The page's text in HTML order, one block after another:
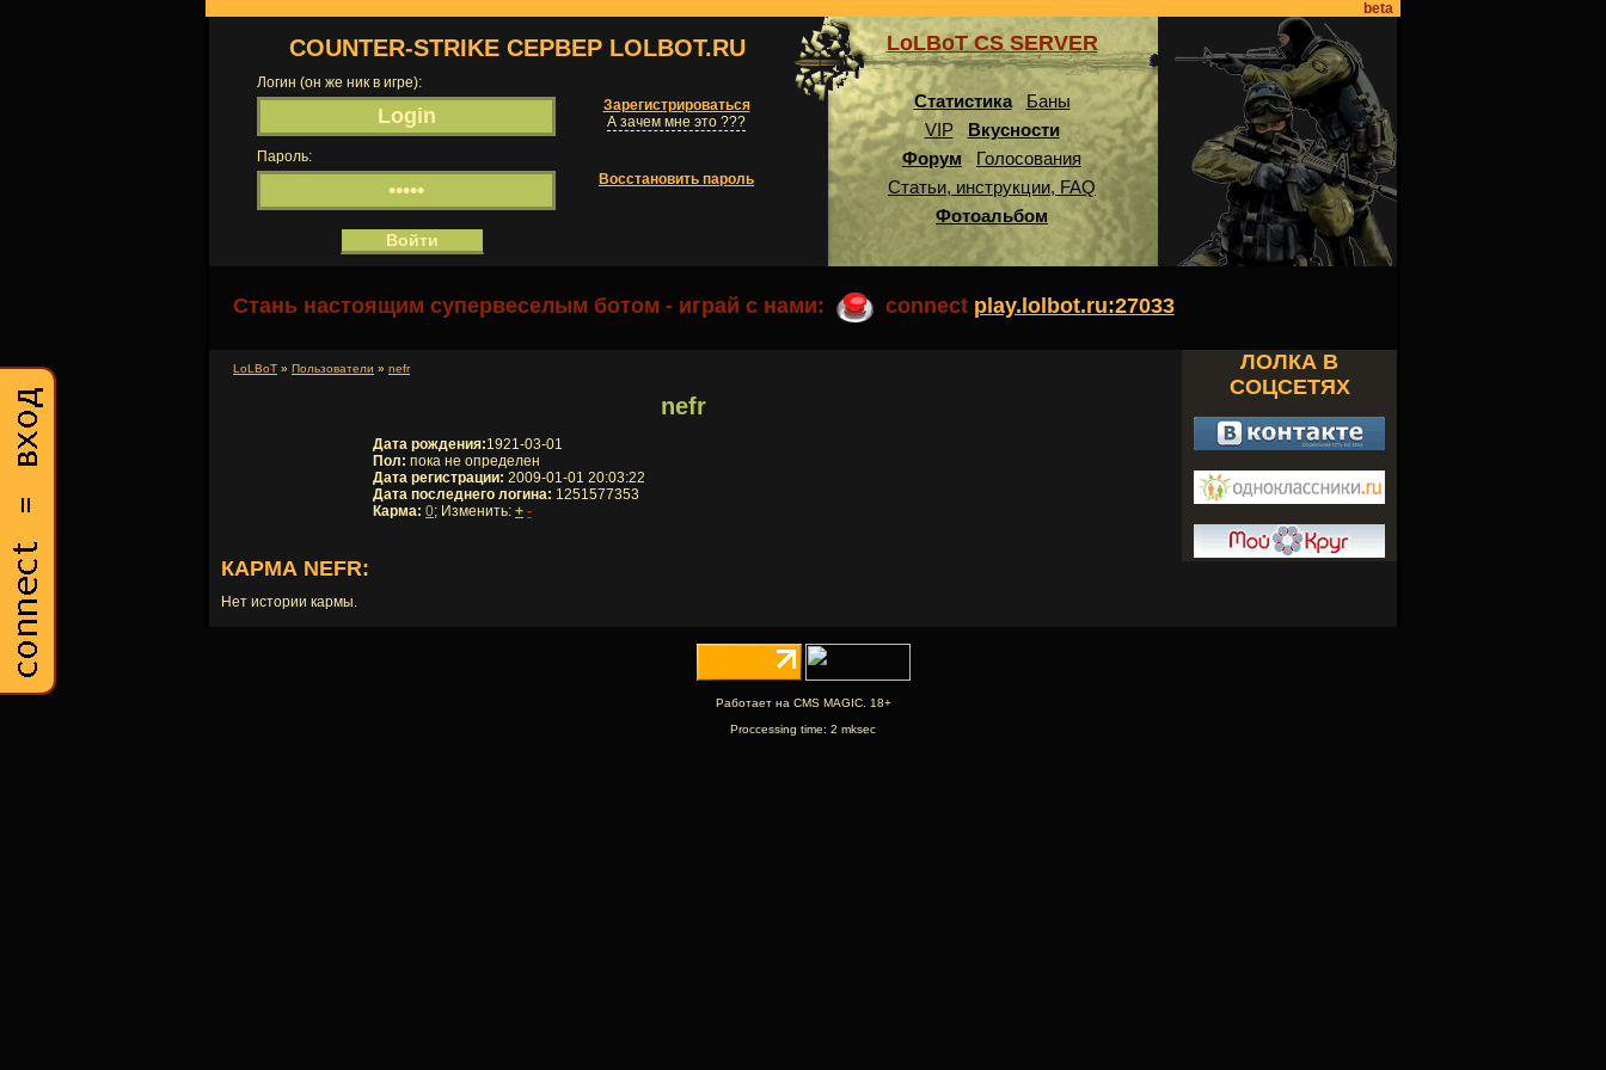
beta
COUNTER-STRIKE СЕРВЕР LOLBOT.RU
Логин (он же ник в игре):
Зарегистрироваться
А зачем мне это ???
Пароль:
Восстановить пароль
LoLBoT CS SERVER
Статистика
Баны
VIP
Вкусности
Форум
Голосования
Статьи, инструкции, FAQ
Фотоальбом
Стань настоящим супервеселым ботом - играй с нами: connect play.lolbot.ru:27033
LoLBoT » Пользователи » nefr
nefr
Дата рождения:1921-03-01
Пол: пока не определен
Дата регистрации: 2009-01-01 20:03:22
Дата последнего логина: 1251577353
Карма: 0; Изменить: + -
КАРМА NEFR:
Нет истории кармы.
ЛОЛКА В
СОЦСЕТЯХ
Работает на CMS MAGIC. 18+
Proccessing time: 2 mksec